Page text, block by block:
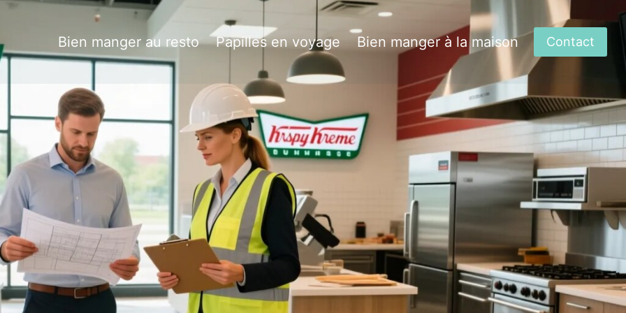
Bien manger au resto Papilles en voyage Bien manger à la maison Contact